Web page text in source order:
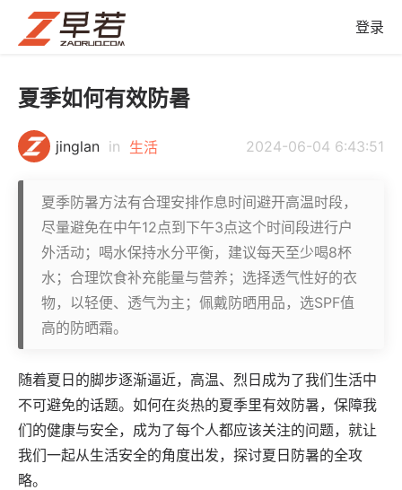
登录
夏季如何有效防暑
jinglan in 生活 2024-06-04 6:43:51
夏季防暑方法有合理安排作息时间避开高温时段，
尽量避免在中午12点到下午3点这个时间段进行户
外活动；喝水保持水分平衡，建议每天至少喝8杯
水；合理饮食补充能量与营养；选择透气性好的衣
物，以轻便、透气为主；佩戴防晒用品，选SPF值
高的防晒霜。
随着夏日的脚步逐渐逼近，高温、烈日成为了我们生活中
不可避免的话题。如何在炎热的夏季里有效防暑，保障我
们的健康与安全，成为了每个人都应该关注的问题，就让
我们一起从生活安全的角度出发，探讨夏日防暑的全攻
略。